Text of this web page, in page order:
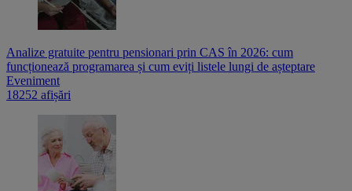
Analize gratuite pentru pensionari prin CAS în 2026: cum
funcționează programarea și cum eviți listele lungi de așteptare
Eveniment
18252 afișări